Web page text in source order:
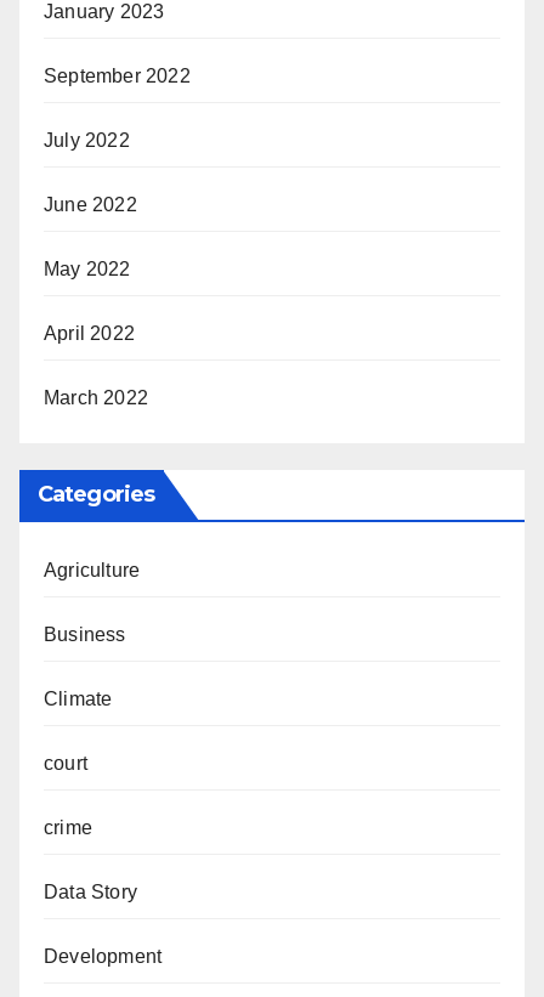
January 2023
September 2022
July 2022
June 2022
May 2022
April 2022
March 2022
Categories
Agriculture
Business
Climate
court
crime
Data Story
Development